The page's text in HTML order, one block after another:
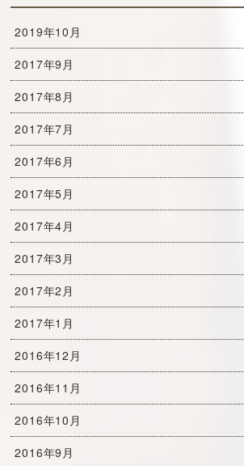
2019年10月
2017年9月
2017年8月
2017年7月
2017年6月
2017年5月
2017年4月
2017年3月
2017年2月
2017年1月
2016年12月
2016年11月
2016年10月
2016年9月